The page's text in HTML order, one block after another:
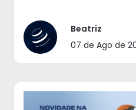
Beatriz
07 de Ago de